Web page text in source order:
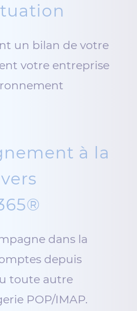
un bilan de votre
votre entreprise
à la
dans la
depuis
toute autre
POP/IMAP.